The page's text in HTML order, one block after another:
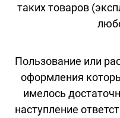
таких товаров
Пользование или
оформления
имелось
наступление